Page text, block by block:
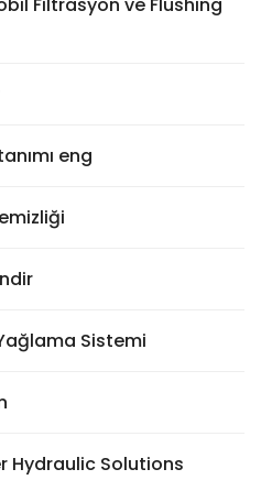
eng
Sistemi
Hydraulic Solutions